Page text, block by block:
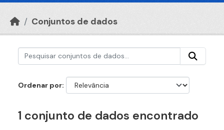
Conjuntos de dados
Ordenar por
1 conjunto de dados encontrado